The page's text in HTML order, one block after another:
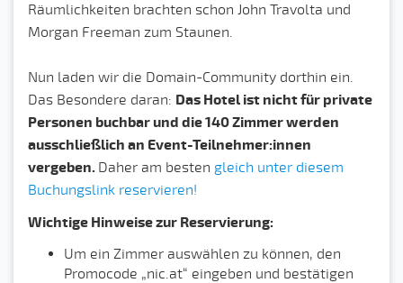
Räumlichkeiten brachten schon John Travolta und
Morgan Freeman zum Staunen.
Nun laden wir die Domain-Community dorthin ein.
Das Besondere daran: Das Hotel ist nicht für private
Personen buchbar und die 140 Zimmer werden
ausschließlich an Event-Teilnehmer:innen
vergeben. Daher am besten gleich unter diesem
Buchungslink reservieren!
Wichtige Hinweise zur Reservierung:
Um ein Zimmer auswählen zu können, den
Promocode „nic.at“ eingeben und bestätigen